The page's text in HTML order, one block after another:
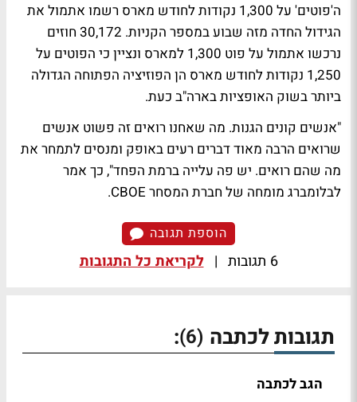
ה'פוטים' על 1,300 נקודות לחודש מארס רשמו אתמול את
הגידול החדה מזה שבוע במספר הקניות. 30,172 חוזים
נרכשו אתמול על פוט 1,300 למארס ונציין כי הפוטים על
1,250 נקודות לחודש מארס הן הפוזיציה הפתוחה הגדולה
ביותר בשוק האופציות בארה"ב כעת.
"אנשים קונים הגנות. מה שאחנו רואים זה פשוט אנשים
שרואים הרבה מאוד דברים רעים באופק ומנסים לתמחר את
מה שהם רואים. יש פה עלייה ברמת הפחד", כך אמר
לבלומברג מומחה של חברת המסחר CBOE.
הוספת תגובה
6 תגובות | לקריאת כל התגובות
תגובות לכתבה (6)
:
הגב לכתבה